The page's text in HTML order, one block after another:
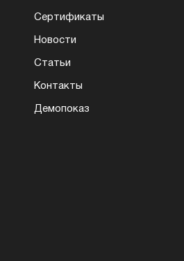
Сертификаты
Новости
Статьи
Контакты
Демопоказ